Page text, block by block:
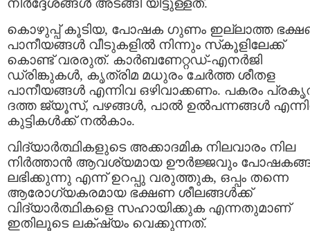
കൊഴുപ്പ് കൂടിയ, പോഷക ഗുണം ഇല്ലാത്ത
പാനീയങ്ങൾ വീടുകളിൽ നിന്നും സ്‌കൂളിലേക്ക്
കൊണ്ട് വരരുത്. കാർബണേറ്റഡ്-എനർജി
ഡ്രിങ്കുകൾ, കൃത്രിമ മധുരം ചേർത്ത ശീതള
പാനീയങ്ങൾ എന്നിവ ഒഴിവാക്കണം. പകരം
ദത്ത ജ്യൂസ്, പഴങ്ങൾ, പാൽ ഉൽപന്നങ്ങൾ
കുട്ടികൾക്ക് നൽകാം.
വിദ്യാർത്ഥികളുടെ അക്കാദമിക നിലവാരം നില
നിർത്താൻ ആവശ്യമായ ഊർജ്ജവും
ലഭിക്കുന്നു എന്ന് ഉറപ്പു വരുത്തുക, ഒപ്പം തന്നെ
ആരോഗ്യകരമായ ഭക്ഷണ ശീലങ്ങൾക്ക്
വിദ്യാർത്ഥികളെ സഹായിക്കുക എന്നതുമാണ്
ഇതിലൂടെ ലക്‌ഷ്യം വെക്കുന്നത്.